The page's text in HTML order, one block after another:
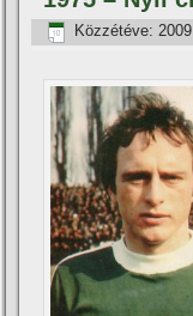
Közzétéve: